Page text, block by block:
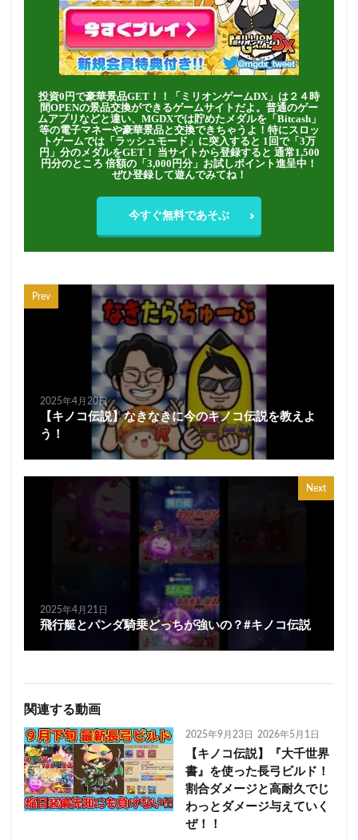
投資0円で豪華景品GET！！「ミリオンゲームDX」は２４時
間OPENの景品交換ができるゲームサイトだよ。普通のゲー
ムアプリなどと違い、MGDXでは貯めたメダルを「Bitcash」
等の電子マネーや豪華景品と交換できちゃうよ！特にスロッ
トゲームでは「ラッシュモード」に突入すると 1回で「3万
円」分のメダルをGET！ 当サイトから登録すると 通常1,500
円分のところ 倍額の「3,000円分」お試しポイント進呈中！
ぜひ登録して遊んでみてね！
今すぐ無料であそぶ
Prev
2025年4月20日
【キノコ伝説】なきなきに今のキノコ伝説を教えよ
う！
Next
2025年4月21日
飛行艇とパンダ騎乗どっちが強いの？#キノコ伝説
関連する動画
2025年9月23日 2026年5月1日
【キノコ伝説】『大千世界
書』を使った長弓ビルド！
割合ダメージと高耐久でじ
わっとダメージ与えていく
ぜ！！